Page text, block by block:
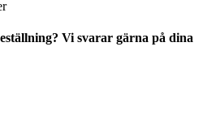
Vi svarar gärna på dina